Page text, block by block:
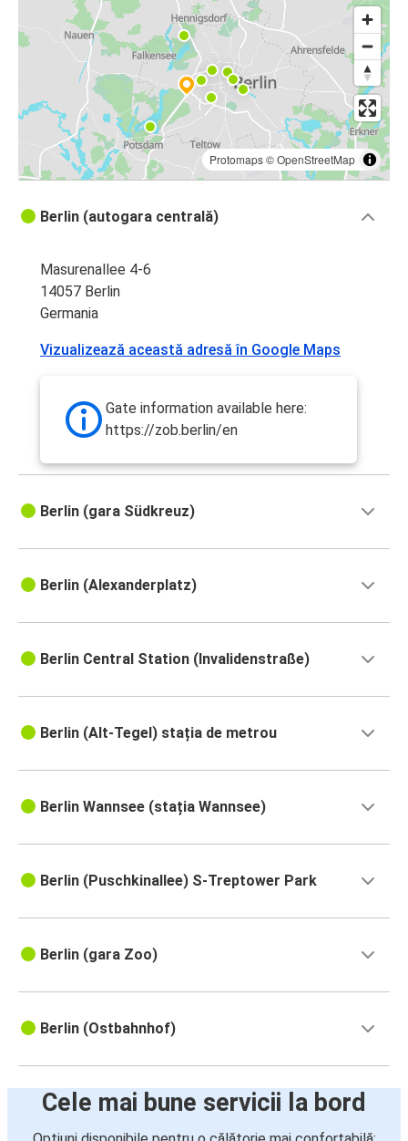
Protomaps©OpenStreetMap
Berlin (autogara centrală)
Masurenallee 4-6
14057 Berlin
Germania
Vizualizează această adresă în Google Maps
Gate information available here:
https://zob.berlin/en
Berlin (gara Südkreuz)
Berlin (Alexanderplatz)
Berlin Central Station (Invalidenstraße)
Berlin (Alt-Tegel) stația de metrou
Berlin Wannsee (stația Wannsee)
Berlin (Puschkinallee) S-Treptower Park
Berlin (gara Zoo)
Berlin (Ostbahnhof)
Cele mai bune servicii la bord